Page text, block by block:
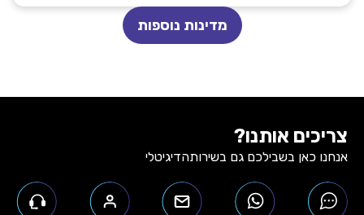
מדינות נוספות
צריכים אותנו?
אנחנו כאן בשבילכם גם בשירותהדיגיטלי